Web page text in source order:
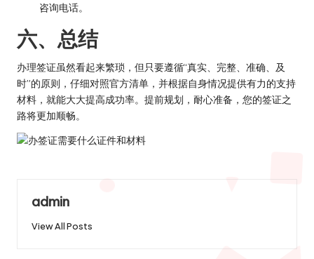
咨询电话。
六、总结
办理签证虽然看起来繁琐，但只要遵循“真实、完整、准确、及
时”的原则，仔细对照官方清单，并根据自身情况提供有力的支持
材料，就能大大提高成功率。提前规划，耐心准备，您的签证之
路将更加顺畅。
admin
View All Posts